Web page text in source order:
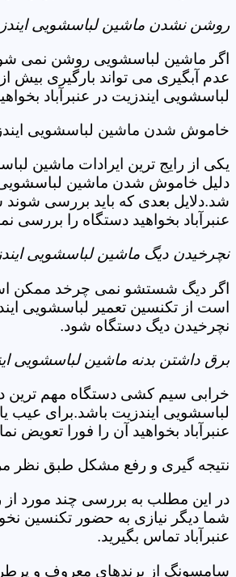
روشن نشدن ماشین لباسشویی
اگر ماشین لباسشویی روشن نمی
عدم آبگیری می تواند بارگیری
لباسشویی ایندزیت در عنبرآباد
خاموش شدن ماشین لباسشویی
یکی از رایج ترین ایرادات ماشین
دلیل خاموش شدن ماشین لباسشویی
شد.دلایل بعدی که باید بررسی شوند
عنبرآباد بخواهید دستگاه را بررسی
نچرخیدن دیگ ماشین لباسشویی
اگر دیگ شستشو نمی چرخد ممکن است
است از تکنسین تعمیر لباسشویی
نچرخیدن دیگ دستگاه شود.
برق داشتن بدنه ماشین لباسشویی
خرابی سیم کشی دستگاه مهم ترین
لباسشویی ایندزیت باشد.برای عیب
عنبرآباد بخواهید آن را فورا تعویض
نتیجه گیری و رفع مشکل طبق نظر
در این مطلب به بررسی چند مورد از
شما دیگر نیازی به حضور تکنسین
عنبرآباد تماس بگیرید.
سامسونگ از برندهای معروف و